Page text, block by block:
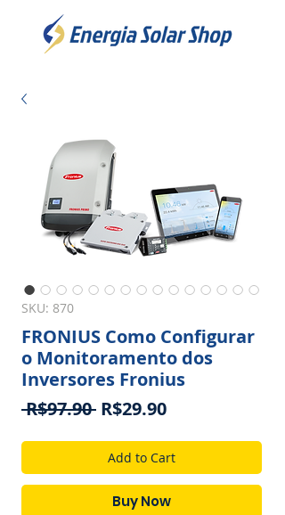
SKU: 870
FRONIUS Como Configurar
o Monitoramento dos
Inversores Fronius
R$97.90 Regular
R$29.90Sale
Add to Cart
Buy Now